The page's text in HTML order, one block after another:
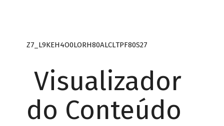
Z7_L9KEH4O0LORH80ALCLTPF80S27
Visualizador
do Conteúdo